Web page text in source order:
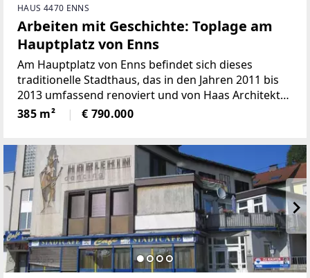
HAUS 4470 ENNS
Arbeiten mit Geschichte: Toplage am
Hauptplatz von Enns
Am Hauptplatz von Enns befindet sich dieses
traditionelle Stadthaus, das in den Jahren 2011 bis
2013 umfassend renoviert und von Haas Architektur
geplant wurde. Die Immobilie vereint historische
Substanz mit moderner Technik und präsentiert
385 m² € 790.000